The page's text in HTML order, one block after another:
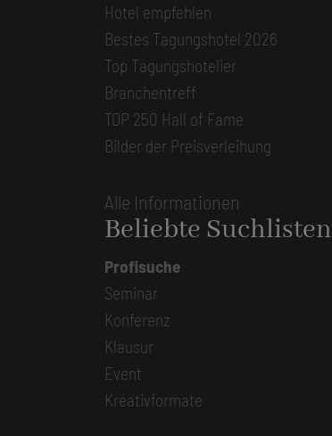
Hotel empfehlen
Bestes Tagungshotel 2026
Top Tagungshotelier
Branchentreff
TOP 250 Hall of Fame
Bilder der Preisverleihung
Alle Informationen
Beliebte Suchlisten
Profisuche
Seminar
Konferenz
Klausur
Event
Kreativformate